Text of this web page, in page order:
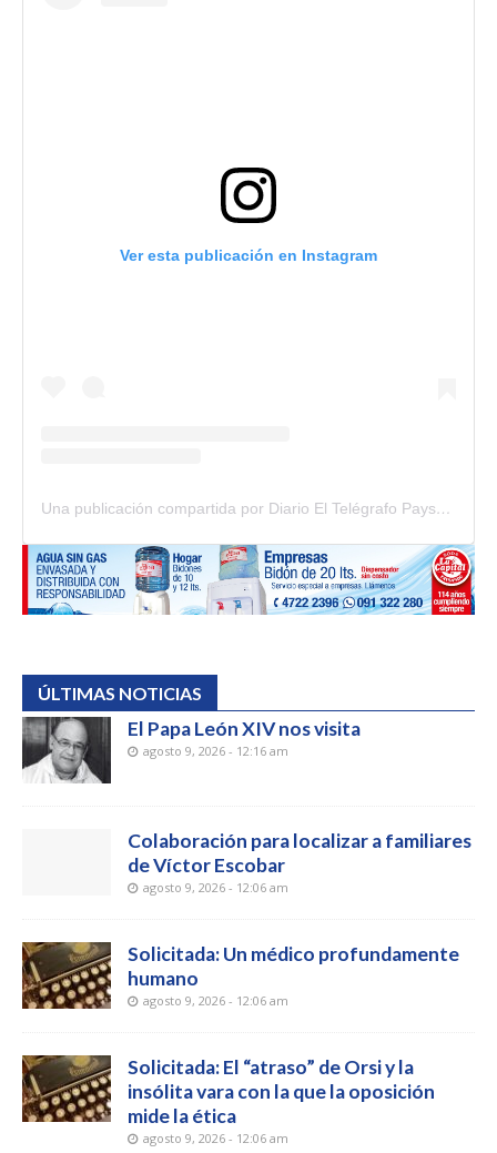
Ver esta publicación en Instagram
Una publicación compartida por Diario El Telégrafo Paysandú (@diario_el_telegrafo)
ÚLTIMAS NOTICIAS
El Papa León XIV nos visita
agosto 9, 2026 - 12:16 am
Colaboración para localizar a familiares
de Víctor Escobar
agosto 9, 2026 - 12:06 am
Solicitada: Un médico profundamente
humano
agosto 9, 2026 - 12:06 am
Solicitada: El “atraso” de Orsi y la
insólita vara con la que la oposición
mide la ética
agosto 9, 2026 - 12:06 am